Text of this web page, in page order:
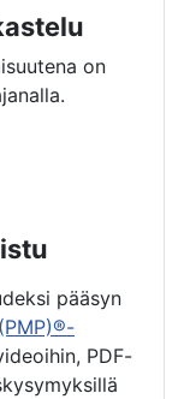
on
pääsyn
PDF-